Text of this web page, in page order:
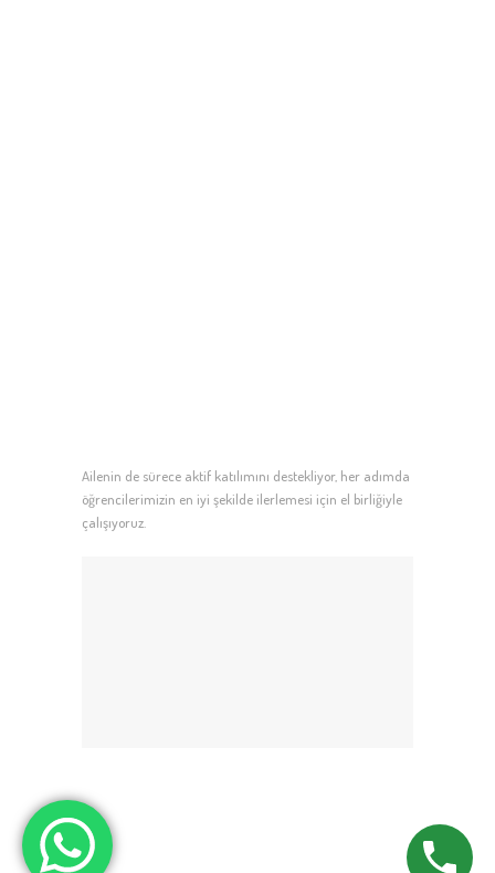
Ailenin de sürece aktif katılımını destekliyor, her adımda
öğrencilerimizin en iyi şekilde ilerlemesi için el birliğiyle
çalışıyoruz.